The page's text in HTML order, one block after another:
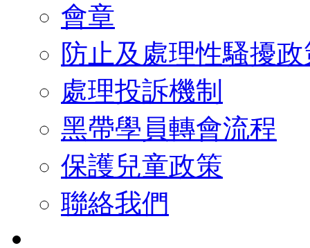
會章
防止及處理性騷擾
處理投訴機制
黑帶學員轉會流程
保護兒童政策
聯絡我們